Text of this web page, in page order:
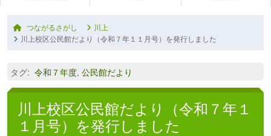
つながるさがし
川上
川上校区公民館だより（令和７年１１月号）を発行しました
タグ: 令和７年度, 公民館だより
川上校区公民館だより（令和７年１
１月号）を発行しました